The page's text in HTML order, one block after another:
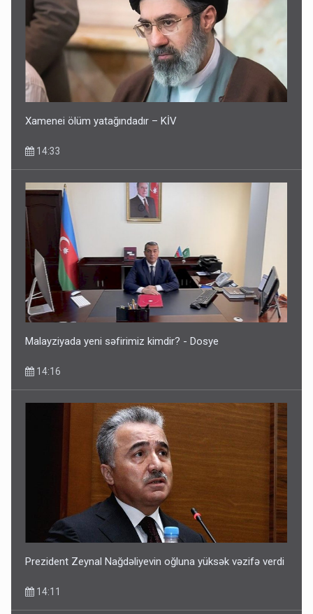
Xamenei ölüm yatağındadır – KİV
14:33
Malayziyada yeni səfirimiz kimdir? - Dosye
14:16
Prezident Zeynal Nağdəliyevin oğluna yüksək vəzifə verdi
14:11